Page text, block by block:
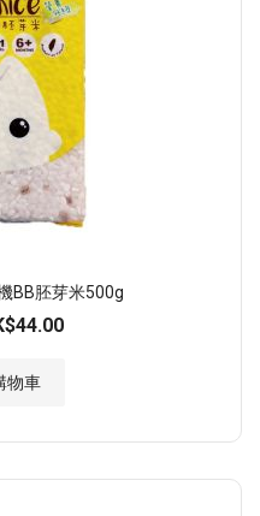
BB胚芽米500g
物車